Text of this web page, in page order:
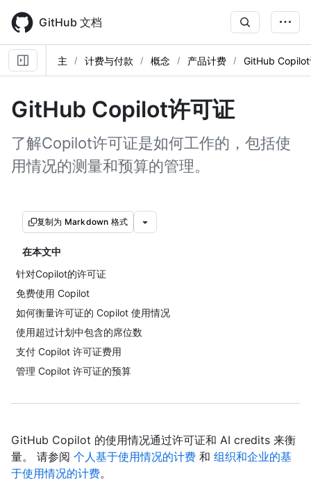
main
content
GitHub 文档
主 计费与付款 概念 产品计费 GitHub
GitHub Copilot许可证
了解Copilot许可证是如何工作的，包括使
用情况的测量和预算的管理。
复制为 Markdown 格式
在本文中
针对Copilot的许可证
免费使用 Copilot
如何衡量许可证的 Copilot 使用情况
使用超过计划中包含的席位数
支付 Copilot 许可证费用
管理 Copilot 许可证的预算
GitHub Copilot 的使用情况通过许可证和 AI credits 来衡
量。 请参阅 个人基于使用情况的计费 和 组织和企业的基
于使用情况的计费。